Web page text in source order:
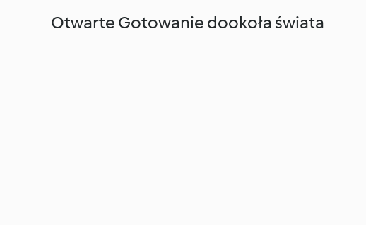
Otwarte Gotowanie dookoła świata